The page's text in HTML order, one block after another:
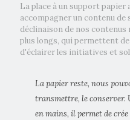
La place à un support
accompagner un contenu
déclinaison de nos
plus longs, qui permettent
d'éclairer les initiatives et
La papier reste, nous
transmettre, le conserver.
en mains, il permet de